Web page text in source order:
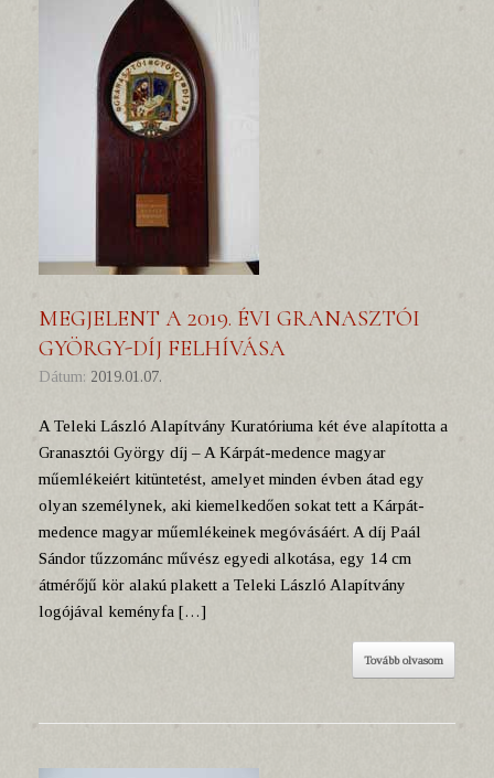
MEGJELENT A 2019. ÉVI GRANASZTÓI
GYÖRGY-DÍJ FELHÍVÁSA
Dátum: 2019.01.07.
A Teleki László Alapítvány Kuratóriuma két éve alapította a
Granasztói György díj – A Kárpát-medence magyar
műemlékeiért kitüntetést, amelyet minden évben átad egy
olyan személynek, aki kiemelkedően sokat tett a Kárpát-
medence magyar műemlékeinek megóvásáért. A díj Paál
Sándor tűzzománc művész egyedi alkotása, egy 14 cm
átmérőjű kör alakú plakett a Teleki László Alapítvány
logójával keményfa […]
Tovább olvasom